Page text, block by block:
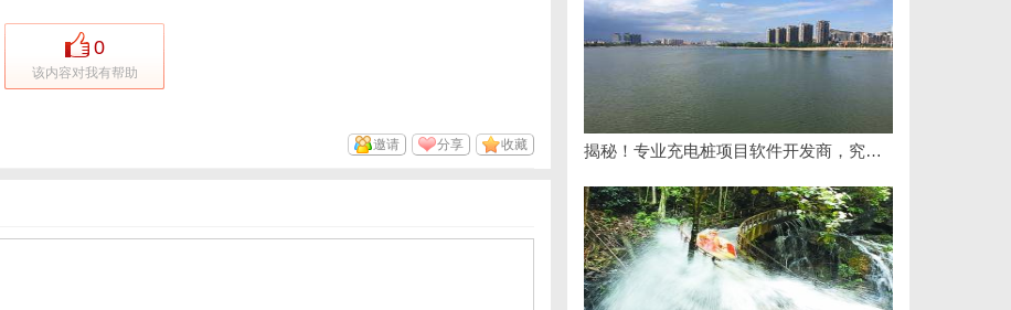
0
该内容对我有帮助
收藏
分享
邀请 揭秘！专业充电桩项目软件开发商，究竟藏着哪些行业秘诀？